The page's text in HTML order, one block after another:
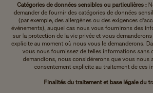
Catégories de données sensibles ou particulières :
demander de fournir des catégories de données
(par exemple, des allergènes ou des exigences
événements), auquel cas nous vous fournirons des
sur la protection de la vie privée et vous
explicite au moment où nous vous le demanderons.
vous nous fournissez de telles informations sans
demandions, nous considérerons que vous nous
consentement explicite au traitement de ces
Finalités du traitement et base légale du